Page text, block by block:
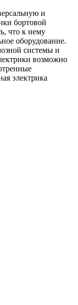
и
бортовой
что к нему
оборудование.
системы и
возможно
электрика